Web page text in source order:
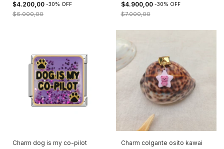
$4.200,00 -30% OFF
$6.000,00
$4.900,00 -30% OFF
$7.000,00
Charm dog is my co-pilot
Charm colgante osito kawai